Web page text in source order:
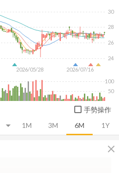
1M 3M 6M 1Y
2026/05/28 2026/07/16
24
26
28
30
50
100
手勢操作
close